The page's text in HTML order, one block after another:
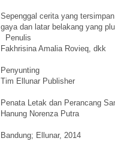
Sepenggal cerita yang
gaya dan latar belakang yang
Penulis
Fakhrisina Amalia Rovieq, dkk
Penyunting
Tim Ellunar Publisher
Penata Letak dan Perancang
Hanung Norenza Putra
Bandung; Ellunar, 2014